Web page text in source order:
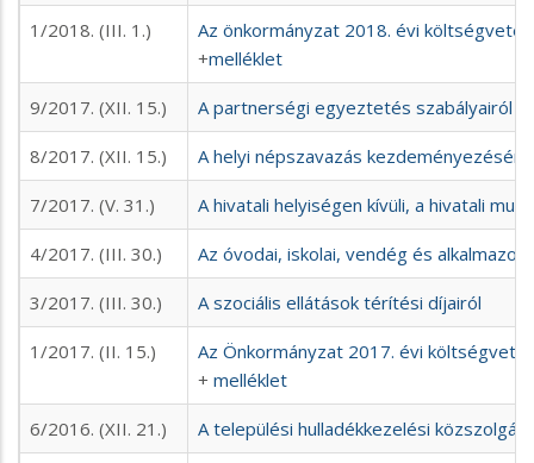
1/2018. (III. 1.)
Az önkormányzat 2018. évi
+melléklet
9/2017. (XII. 15.) A partnerségi egyeztetés szabályairól
8/2017. (XII. 15.) A helyi népszavazás kezdeményezéséről
7/2017. (V. 31.) A hivatali helyiségen kívüli, a hivatali
4/2017. (III. 30.) Az óvodai, iskolai, vendég és
3/2017. (III. 30.) A szociális ellátások térítési díjairól
1/2017. (II. 15.)
Az Önkormányzat 2017. évi
+ melléklet
6/2016. (XII. 21.) A települési hulladékkezelési